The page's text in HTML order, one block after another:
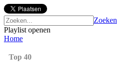
Zoeken
Playlist openen
Home
Top 40